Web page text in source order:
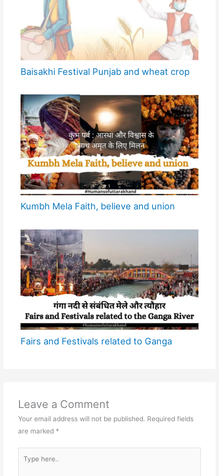
Baisakhi Festival Punjab and wheat crop
Kumbh Mela Faith, believe and union
Fairs and Festivals related to Ganga
Leave a Comment
Your email address will not be published. Required fields
are marked *
here..